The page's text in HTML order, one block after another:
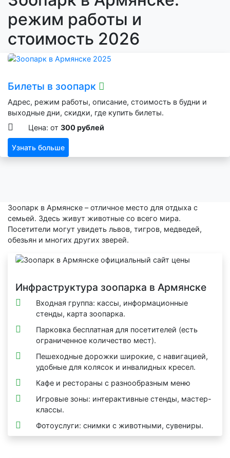
режим работы и
стоимость 2026
Билеты в зоопарк
Адрес, режим работы, описание, стоимость в будни и
выходные дни, скидки, где купить билеты.
Цена: от 300 рублей
Узнать больше
Зоопарк в Армянске – отличное место для отдыха с
семьей. Здесь живут животные со всего мира.
Посетители могут увидеть львов, тигров, медведей,
обезьян и многих других зверей.
Инфраструктура зоопарка в Армянске
Входная группа: кассы, информационные
стенды, карта зоопарка.
Парковка бесплатная для посетителей (есть
ограниченное количество мест).
Пешеходные дорожки широкие, с навигацией,
удобные для колясок и инвалидных кресел.
Кафе и рестораны с разнообразным меню
Игровые зоны: интерактивные стенды, мастер-
классы.
Фотоуслуги: снимки с животными, сувениры.